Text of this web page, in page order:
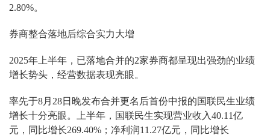
2.80%。
券商整合落地后综合实力大增
2025年上半年，已落地合并的2家券商都呈现出强劲的业绩
增长势头，经营数据表现亮眼。
率先于8月28日晚发布合并更名后首份中报的国联民生业绩
增长十分亮眼。上半年，国联民生实现营业收入40.11亿
元，同比增长269.40%；净利润11.27亿元，同比增长